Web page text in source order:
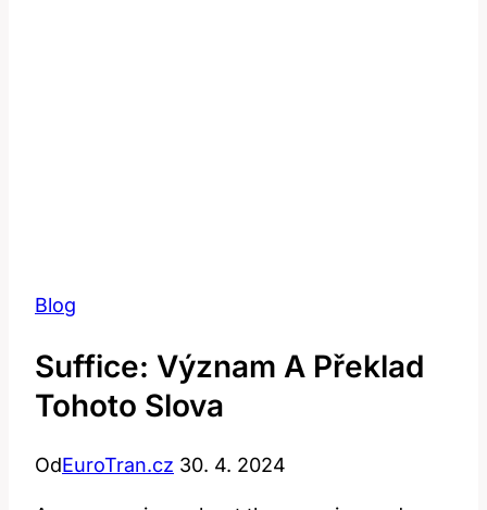
Blog
Suffice: Význam A Překlad
Tohoto Slova
OdEuroTran.cz 30. 4. 2024